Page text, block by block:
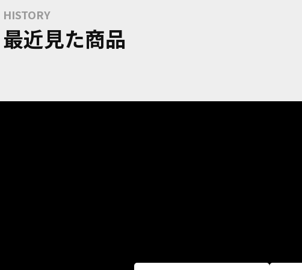
HISTORY
最近見た商品